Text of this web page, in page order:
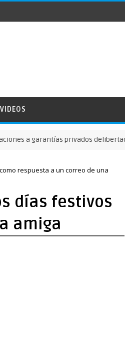
VIDEOS
garantías privados delibertad
respuesta a un correo de una
días festivos
amiga